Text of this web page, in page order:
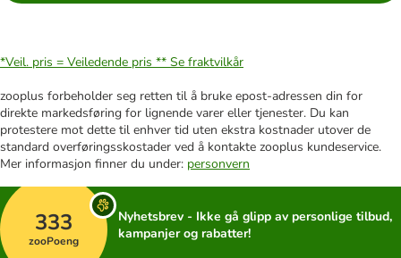
*Veil. pris = Veiledende pris ** Se fraktvilkår
zooplus forbeholder seg retten til å bruke epost-adressen din for
direkte markedsføring for lignende varer eller tjenester. Du kan
protestere mot dette til enhver tid uten ekstra kostnader utover de
standard overføringsskostader ved å kontakte zooplus kundeservice.
Mer informasjon finner du under: personvern
333
zooPoeng
Nyhetsbrev - Ikke gå glipp av personlige tilbud,
kampanjer og rabatter!